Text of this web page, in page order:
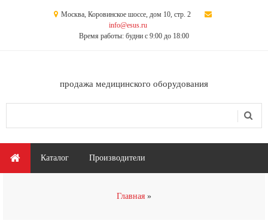
Москва, Коровинское шоссе, дом 10, стр. 2
info@esus.ru
Время работы: будни с 9:00 до 18:00
продажа медицинского оборудования
Главное меню
Каталог Производители
Главная